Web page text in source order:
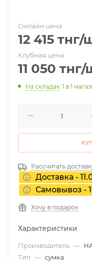
Онлайн цена
12 415 тнг/
Клубная цена
11 050 тнг/
На складах: 1 в 1
Рассчитать
Доставка -
Самовывоз -
Хочу в подарок
Характеристики
Производитель —
Тип — сумка